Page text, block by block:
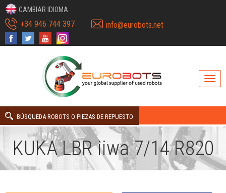
CAMBIAR IDIOMA
+34 946 744 397 info@eurobots.net
BÚSQUEDA ROBOTS O PIEZAS DE REPUESTO
KUKA LBR iiwa 7/14 R820